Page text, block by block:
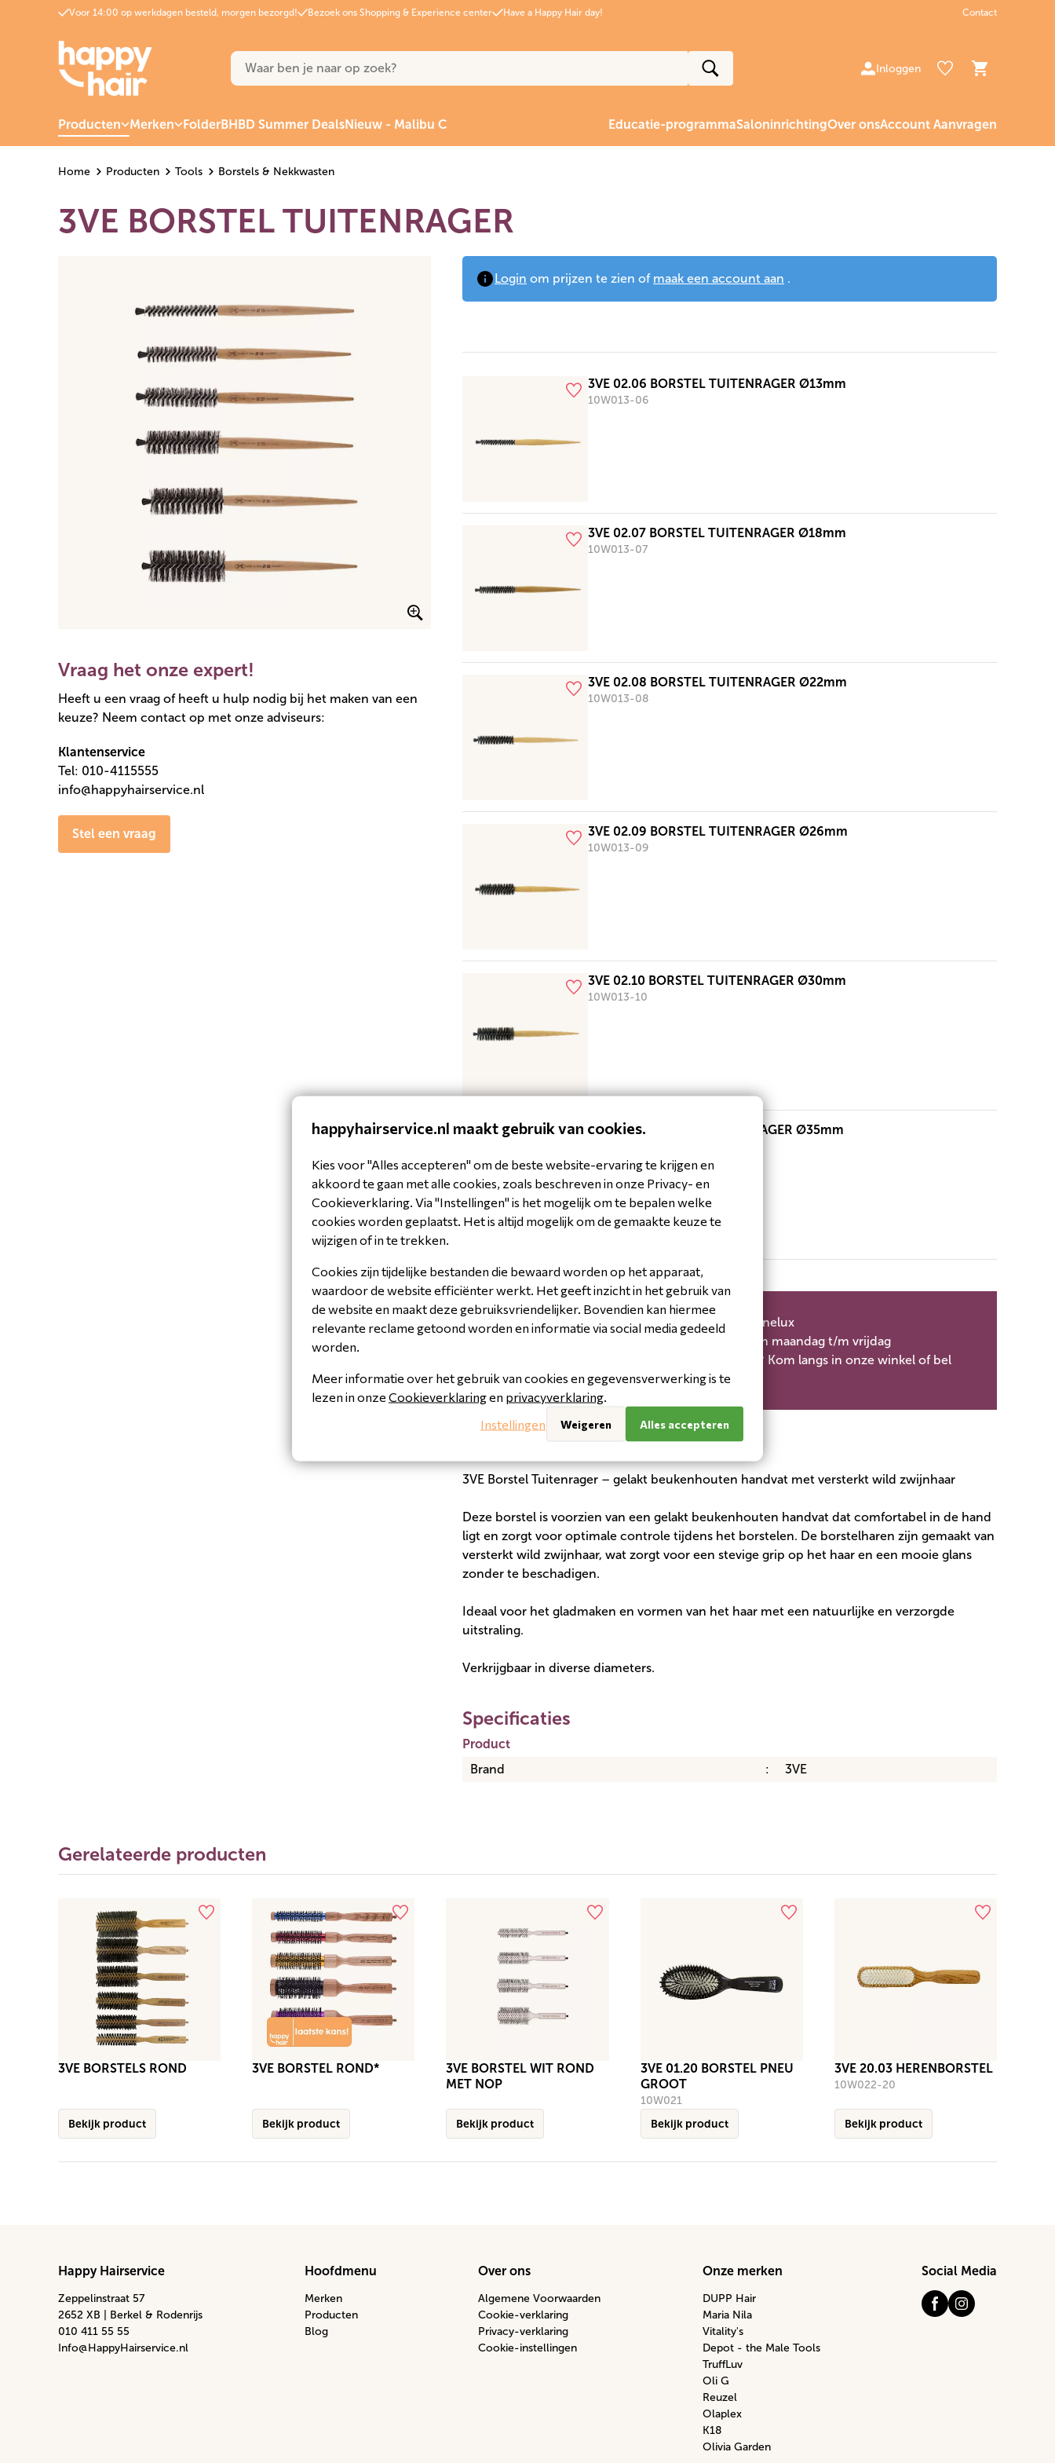
Voor 14:00 op werkdagen besteld, morgen bezorgd! Bezoek ons Shopping & Experience center Have a Happy Hair day! Contact
Inloggen
Producten Merken FolderBHBD Summer DealsNieuw - Malibu C Educatie-programmaSaloninrichtingOver onsAccount Aanvragen
Home Producten Tools Borstels & Nekkwasten
3VE BORSTEL TUITENRAGER
Vraag het onze expert!
Heeft u een vraag of heeft u hulp nodig bij het maken van een
keuze? Neem contact op met onze adviseurs:
Klantenservice
Tel: 010-4115555
info@happyhairservice.nl
Stel een vraag
Login om prijzen te zien of maak een account aan .
3VE 02.06 BORSTEL TUITENRAGER Ø13mm
10W013-06
3VE 02.07 BORSTEL TUITENRAGER Ø18mm
10W013-07
3VE 02.08 BORSTEL TUITENRAGER Ø22mm
10W013-08
3VE 02.09 BORSTEL TUITENRAGER Ø26mm
10W013-09
3VE 02.10 BORSTEL TUITENRAGER Ø30mm
10W013-10
3VE 02.11 BORSTEL TUITENRAGER Ø35mm
Gratis verzending vanaf €125,-
Binnen de Benelux
Van maandag t/m vrijdag
Heb je vragen? Kom langs in onze winkel of bel
ons op 010-4115555
3VE Borstel Tuitenrager – gelakt beukenhouten handvat met versterkt wild zwijnhaar
Deze borstel is voorzien van een gelakt beukenhouten handvat dat comfortabel in de hand
ligt en zorgt voor optimale controle tijdens het borstelen. De borstelharen zijn gemaakt van
versterkt wild zwijnhaar, wat zorgt voor een stevige grip op het haar en een mooie glans
zonder te beschadigen.
Ideaal voor het gladmaken en vormen van het haar met een natuurlijke en verzorgde
uitstraling.
Verkrijgbaar in diverse diameters.
Specificaties
Product
Brand
3VE
Gerelateerde producten
3VE BORSTELS ROND
Bekijk product
3VE BORSTEL ROND*
Bekijk product
3VE BORSTEL WIT ROND
MET NOP
Bekijk product
3VE 01.20 BORSTEL PNEU
GROOT
10W021
Bekijk product
3VE 20.03 HERENBORSTEL
10W022-20
Bekijk product
Happy Hairservice
Zeppelinstraat 57
2652 XB | Berkel & Rodenrijs
010 411 55 55
Info@HappyHairservice.nl
Hoofdmenu
Merken
Producten
Blog
Over ons
Algemene Voorwaarden
Cookie-verklaring
Privacy-verklaring
Cookie-instellingen
Onze merken
DUPP Hair
Maria Nila
Vitality's
Depot - the Male Tools
TruffLuv
Oli G
Reuzel
Olaplex
K18
Olivia Garden
Social Media
happyhairservice.nl maakt gebruik van cookies.
Kies voor "Alles accepteren" om de beste website-ervaring te krijgen en
akkoord te gaan met alle cookies, zoals beschreven in onze Privacy- en
Cookieverklaring. Via "Instellingen" is het mogelijk om te bepalen welke
cookies worden geplaatst. Het is altijd mogelijk om de gemaakte keuze te
wijzigen of in te trekken.
Cookies zijn tijdelijke bestanden die bewaard worden op het apparaat,
waardoor de website efficiënter werkt. Het geeft inzicht in het gebruik van
de website en maakt deze gebruiksvriendelijker. Bovendien kan hiermee
relevante reclame getoond worden en informatie via social media gedeeld
worden.
Meer informatie over het gebruik van cookies en gegevensverwerking is te
lezen in onze Cookieverklaringen privacyverklaring
Instellingen
Weigeren Alles accepteren